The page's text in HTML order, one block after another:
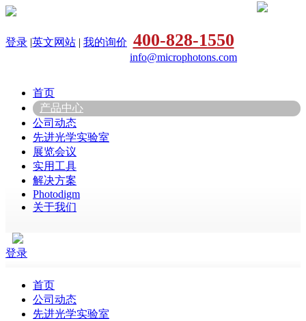
登录 |英文网站 | 我的询价 400-828-1550
info@microphotons.com
首页
产品中心
公司动态
先进光学实验室
展览会议
实用工具
解决方案
Photodigm
关于我们
登录
首页
公司动态
先进光学实验室